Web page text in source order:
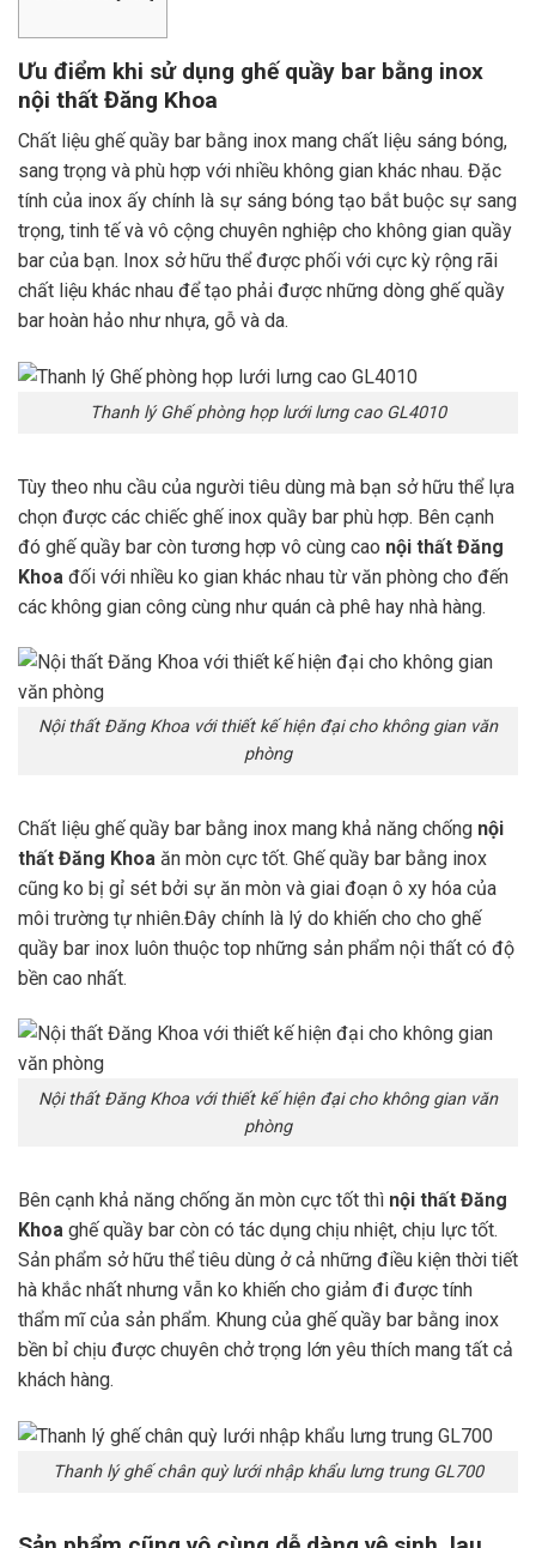
Ưu điểm khi sử dụng ghế quầy bar bằng inox
nội thất Đăng Khoa
Chất liệu ghế quầy bar bằng inox mang chất liệu sáng bóng,
sang trọng và phù hợp với nhiều không gian khác nhau. Đặc
tính của inox ấy chính là sự sáng bóng tạo bắt buộc sự sang
trọng, tinh tế và vô cộng chuyên nghiệp cho không gian quầy
bar của bạn. Inox sở hữu thể được phối với cực kỳ rộng rãi
chất liệu khác nhau để tạo phải được những dòng ghế quầy
bar hoàn hảo như nhựa, gỗ và da.
Thanh lý Ghế phòng họp lưới lưng cao GL4010
Tùy theo nhu cầu của người tiêu dùng mà bạn sở hữu thể lựa
chọn được các chiếc ghế inox quầy bar phù hợp. Bên cạnh
đó ghế quầy bar còn tương hợp vô cùng cao nội thất Đăng
Khoa đối với nhiều ko gian khác nhau từ văn phòng cho đến
các không gian công cùng như quán cà phê hay nhà hàng.
Nội thất Đăng Khoa với thiết kế hiện đại cho không gian văn
phòng
Chất liệu ghế quầy bar bằng inox mang khả năng chống nội
thất Đăng Khoa ăn mòn cực tốt. Ghế quầy bar bằng inox
cũng ko bị gỉ sét bởi sự ăn mòn và giai đoạn ô xy hóa của
môi trường tự nhiên.Đây chính là lý do khiến cho cho ghế
quầy bar inox luôn thuộc top những sản phẩm nội thất có độ
bền cao nhất.
Nội thất Đăng Khoa với thiết kế hiện đại cho không gian văn
phòng
Bên cạnh khả năng chống ăn mòn cực tốt thì nội thất Đăng
Khoa ghế quầy bar còn có tác dụng chịu nhiệt, chịu lực tốt.
Sản phẩm sở hữu thể tiêu dùng ở cả những điều kiện thời tiết
hà khắc nhất nhưng vẫn ko khiến cho giảm đi được tính
thẩm mĩ của sản phẩm. Khung của ghế quầy bar bằng inox
bền bỉ chịu được chuyên chở trọng lớn yêu thích mang tất cả
khách hàng.
Thanh lý ghế chân quỳ lưới nhập khẩu lưng trung GL700